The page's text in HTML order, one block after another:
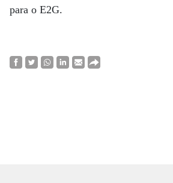
para o E2G.